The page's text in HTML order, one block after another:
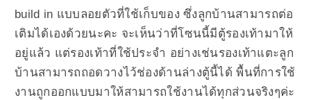
build in แบบลอยตัวที่ใช้เก็บของ ซึ่งลูกบ้านสามารถต่อ
เติมได้เองด้วยนะคะ จะเห็นว่าที่โซนนี้มีตู้รองเท้ามาให้
อยู่แล้ว แต่รองเท้าที่ใช้ประจำ อย่างเช่นรองเท้าแตะลูก
บ้านสามารถถอดวางไว้ช่องด้านล่างตู้นี้ได้ พื้นที่การใช้
งานถูกออกแบบมาให้สามารถใช้งานได้ทุกส่วนจริงๆค่ะ